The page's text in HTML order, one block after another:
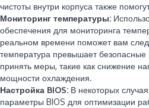
чистоты внутри корпуса также
Мониторинг температуры:
обеспечения для мониторинга
реальном времени поможет вам
температура превышает
принять меры, такие как снижение
мощности охлаждения.
Настройка BIOS: В некоторых
параметры BIOS для оптимизации